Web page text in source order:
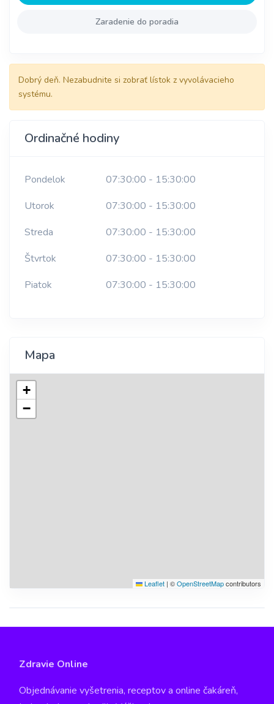
Zaradenie do poradia
Dobrý deň. Nezabudnite si zobrať lístok z vyvolávacieho
systému.
Ordinačné hodiny
Pondelok
07:30:00 - 15:30:00
Utorok
07:30:00 - 15:30:00
Streda
07:30:00 - 15:30:00
Štvrtok
07:30:00 - 15:30:00
Piatok
07:30:00 - 15:30:00
Mapa
+
−
Leaflet | ©OpenStreetMapcontributors
Zdravie Online
Objednávanie vyšetrenia, receptov a online čakáreň,